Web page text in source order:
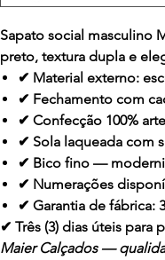
Sapato social masculino
preto, textura dupla e
✔ Material externo:
✔ Fechamento com
✔ Confecção 100%
✔ Sola laqueada com
✔ Bico fino —
✔ Numerações
✔ Garantia de fábrica:
✔ Três (3) dias úteis
Maier Calçados —